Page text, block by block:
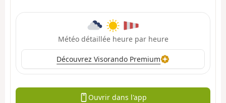
Météo détaillée heure par heure
Découvrez Visorando Premium
Ouvrir dans l'app